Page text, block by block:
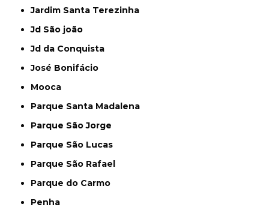
Jardim Santa Terezinha
Jd São joão
Jd da Conquista
José Bonifácio
Mooca
Parque Santa Madalena
Parque São Jorge
Parque São Lucas
Parque São Rafael
Parque do Carmo
Penha